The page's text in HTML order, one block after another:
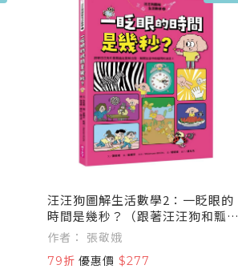
汪汪狗圖解生活數學2：一眨眼的
時間是幾秒？（跟著汪汪狗和瓢瓢
蟲從圖像出發，解開生活中的疑問
和迷思！）
作者： 張敬娥
79折 優惠價 $277